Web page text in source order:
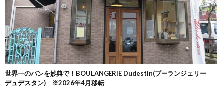
世界一のパンを妙典で！BOULANGERIE Dudestin(ブーランジェリー
デュデスタン) ※2026年4月移転